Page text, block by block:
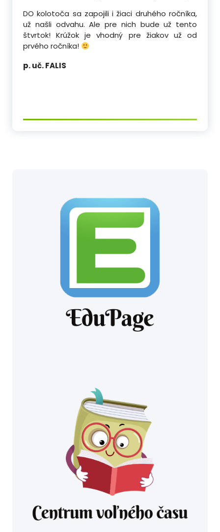
DO kolotoča sa zapojili i žiaci druhého ročníka,
už našli odvahu. Ale pre nich bude už tento
štvrtok! Krúžok je vhodný pre žiakov už od
prvého ročníka!
p. uč. FALIS